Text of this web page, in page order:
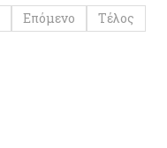
Επόμενο Τέλος